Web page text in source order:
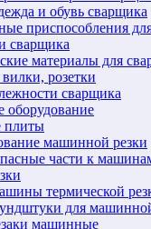
и обувь сварщика
приспособления
сварщика
материалы для
розетки
сварщика
оборудование
плиты
машинной резки
части к
термической
для
машинные